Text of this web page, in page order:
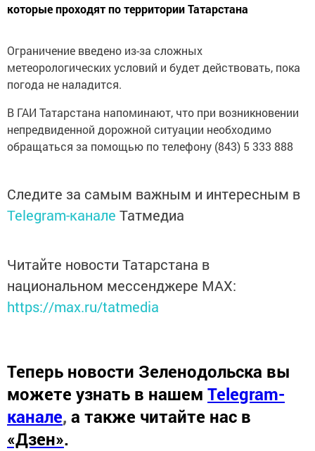
которые проходят по территории Татарстана
Ограничение введено из-за сложных
метеорологических условий и будет действовать, пока
погода не наладится.
В ГАИ Татарстана напоминают, что при возникновении
непредвиденной дорожной ситуации необходимо
обращаться за помощью по телефону (843) 5 333 888
Следите за самым важным и интересным в
Telegram-канале Татмедиа
Читайте новости Татарстана в
национальном мессенджере MАХ:
https://max.ru/tatmedia
Теперь новости Зеленодольска вы
можете узнать в нашем Telegram-
канале, а также читайте нас в
«Дзен».